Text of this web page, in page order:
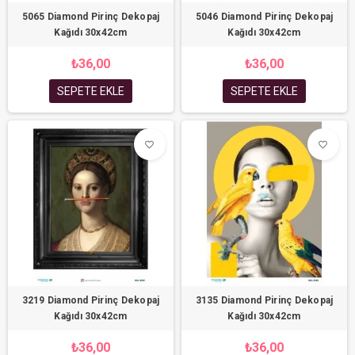
5065 Diamond Pirinç Dekopaj
Kağıdı 30x42cm
₺36,00
SEPETE EKLE
5046 Diamond Pirinç Dekopaj
Kağıdı 30x42cm
₺36,00
SEPETE EKLE
favorite_border
3219 Diamond Pirinç Dekopaj
Kağıdı 30x42cm
₺36,00
favorite_border
3135 Diamond Pirinç Dekopaj
Kağıdı 30x42cm
₺36,00